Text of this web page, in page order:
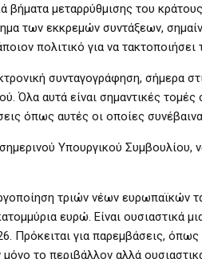
βήματα μεταρρύθμισης του
των εκκρεμών συντάξεων,
πολιτικό για να τακτοποιήσει
συνταγογράφηση, σήμερα
Όλα αυτά είναι σημαντικές
όπως αυτές οι οποίες
Υπουργικού Συμβουλίου,
τριών νέων ευρωπαϊκών
ευρώ. Είναι ουσιαστικά
Πρόκειται για παρεμβάσεις, όπως
το περιβάλλον αλλά